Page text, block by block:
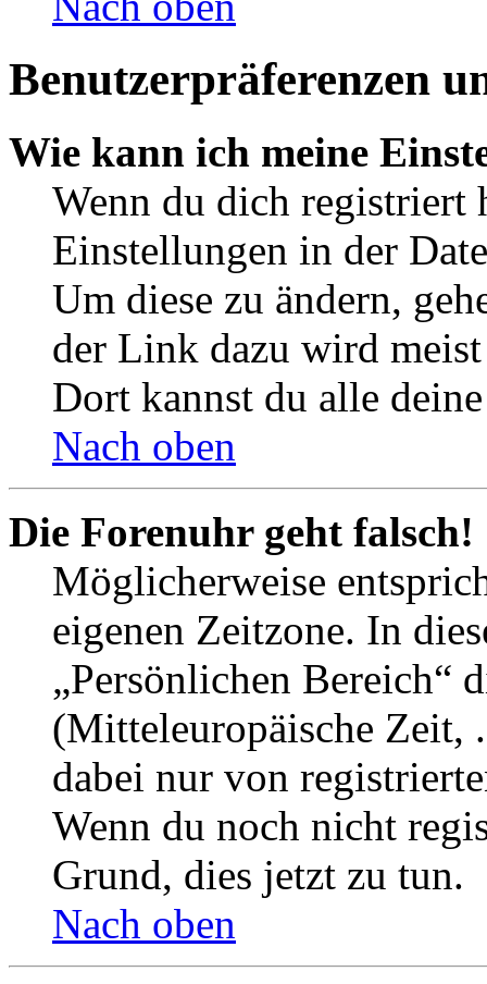
Benutzerpräferenzen
Wie kann ich meine
Wenn du dich registriert
Einstellungen in der
Um diese zu ändern,
der Link dazu wird
Dort kannst du alle
Nach oben
Die Forenuhr geht falsch!
Möglicherweise
eigenen Zeitzone. In
„Persönlichen Bereich“
(Mitteleuropäische Zeit,
dabei nur von
Wenn du noch nicht
Grund, dies jetzt zu tun.
Nach oben